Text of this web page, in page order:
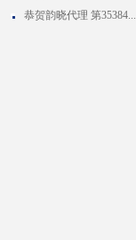
恭贺韵晓代理 第35384...